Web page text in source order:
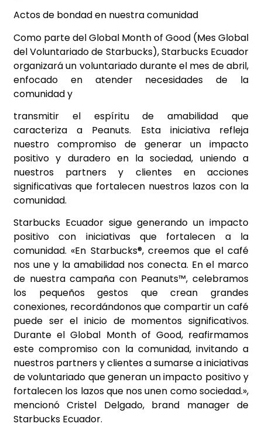
Actos de bondad en nuestra comunidad
Como parte del Global Month of Good (Mes Global
del Voluntariado de Starbucks), Starbucks Ecuador
organizará un voluntariado durante el mes de abril,
enfocado en atender necesidades de la
comunidad y
transmitir el espíritu de amabilidad que
caracteriza a Peanuts. Esta iniciativa refleja
nuestro compromiso de generar un impacto
positivo y duradero en la sociedad, uniendo a
nuestros partners y clientes en acciones
significativas que fortalecen nuestros lazos con la
comunidad.
Starbucks Ecuador sigue generando un impacto
positivo con iniciativas que fortalecen a la
comunidad. «En Starbucks®, creemos que el café
nos une y la amabilidad nos conecta. En el marco
de nuestra campaña con Peanuts™, celebramos
los pequeños gestos que crean grandes
conexiones, recordándonos que compartir un café
puede ser el inicio de momentos significativos.
Durante el Global Month of Good, reafirmamos
este compromiso con la comunidad, invitando a
nuestros partners y clientes a sumarse a iniciativas
de voluntariado que generan un impacto positivo y
fortalecen los lazos que nos unen como sociedad.»,
mencionó Cristel Delgado, brand manager de
Starbucks Ecuador.